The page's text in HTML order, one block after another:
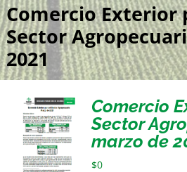
Comercio Exterior
Sector
2021
Comercio
Sector
marzo de
$0